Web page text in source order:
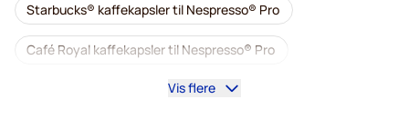
Starbucks® kaffekapsler til Nespresso® Pro
Café Royal kaffekapsler til Nespresso® Pro
Kaffemaskiner til Nespresso® Professional
Vis flere